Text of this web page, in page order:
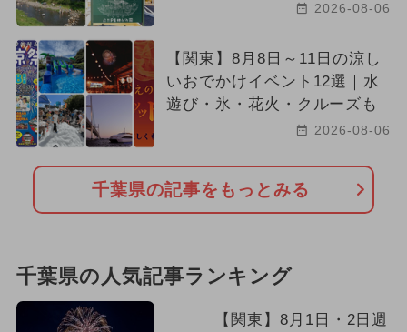
2026-08-06
【関東】8月8日～11日の涼し
いおでかけイベント12選｜水
遊び・氷・花火・クルーズも
2026-08-06
千葉県の記事をもっとみる
千葉県の人気記事ランキング
【関東】8月1日・2日週